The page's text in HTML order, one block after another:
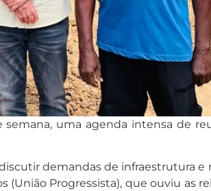
uma agenda intensa de
demandas de infraestrutura e
Progressista), que ouviu as